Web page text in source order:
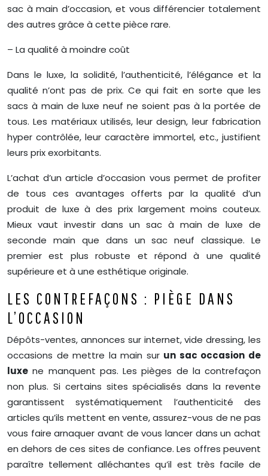
sac à main d’occasion, et vous différencier totalement
des autres grâce à cette pièce rare.
– La qualité à moindre coût
Dans le luxe, la solidité, l’authenticité, l’élégance et la
qualité n’ont pas de prix. Ce qui fait en sorte que les
sacs à main de luxe neuf ne soient pas à la portée de
tous. Les matériaux utilisés, leur design, leur fabrication
hyper contrôlée, leur caractère immortel, etc., justifient
leurs prix exorbitants.
L’achat d’un article d’occasion vous permet de profiter
de tous ces avantages offerts par la qualité d’un
produit de luxe à des prix largement moins couteux.
Mieux vaut investir dans un sac à main de luxe de
seconde main que dans un sac neuf classique. Le
premier est plus robuste et répond à une qualité
supérieure et à une esthétique originale.
LES CONTREFAÇONS : PIÈGE DANS
L’OCCASION
Dépôts-ventes, annonces sur internet, vide dressing, les
occasions de mettre la main sur un sac occasion de
luxe ne manquent pas. Les pièges de la contrefaçon
non plus. Si certains sites spécialisés dans la revente
garantissent systématiquement l’authenticité des
articles qu’ils mettent en vente, assurez-vous de ne pas
vous faire arnaquer avant de vous lancer dans un achat
en dehors de ces sites de confiance. Les offres peuvent
paraître tellement alléchantes qu’il est très facile de